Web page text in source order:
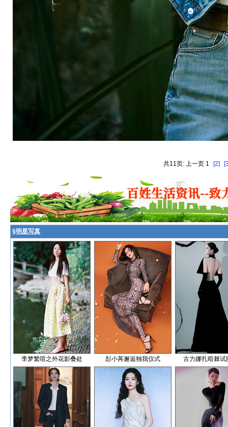
共11页: 上一页 1 [2]
§明星写真
李梦繁喧之外花影叠处 彭小苒邂逅独我仪式 古力娜扎暗棘试